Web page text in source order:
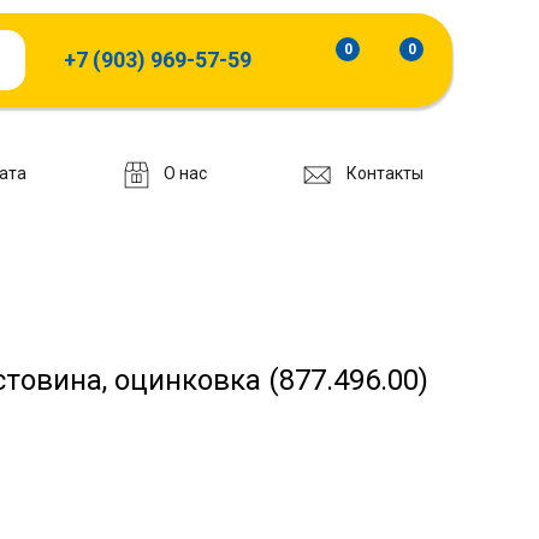
+7 (903) 969-57-59 0
0
Контакты
О нас
оцинковка (877.496.00)